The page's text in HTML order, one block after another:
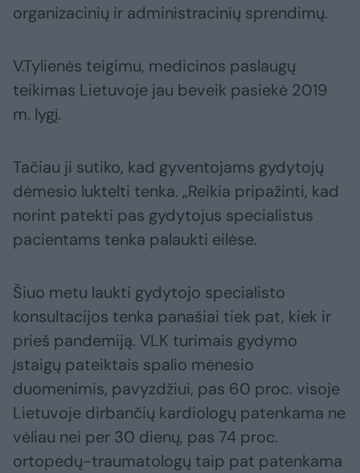
organizacinių ir administracinių sprendimų.
V.Tylienės teigimu, medicinos paslaugų
teikimas Lietuvoje jau beveik pasiekė 2019
m. lygį.
Tačiau ji sutiko, kad gyventojams gydytojų
dėmesio luktelti tenka. „Reikia pripažinti, kad
norint patekti pas gydytojus specialistus
pacientams tenka palaukti eilėse.
Šiuo metu laukti gydytojo specialisto
konsultacijos tenka panašiai tiek pat, kiek ir
prieš pandemiją. VLK turimais gydymo
įstaigų pateiktais spalio mėnesio
duomenimis, pavyzdžiui, pas 60 proc. visoje
Lietuvoje dirbančių kardiologų patenkama ne
vėliau nei per 30 dienų, pas 74 proc.
ortopedų-traumatologų taip pat patenkama